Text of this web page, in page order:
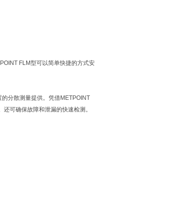
FLM型可以简单快捷的方式安
分散测量提供。凭借METPOINT
可确保故障和泄漏的快速检测。